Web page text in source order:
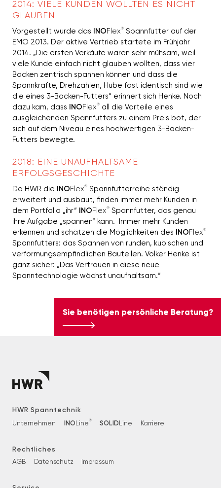
2014: VIELE KUNDEN WOLLTEN ES NICHT
GLAUBEN
Vorgestellt wurde das INOFlex® Spannfutter auf der
EMO 2013. Der aktive Vertrieb startete im Frühjahr
2014. „Die ersten Verkäufe waren sehr mühsam, weil
viele Kunde einfach nicht glauben wollten, dass vier
Backen zentrisch spannen können und dass die
Spannkräfte, Drehzahlen, Hübe fast identisch sind wie
die eines 3-Backen-Futters“ erinnert sich Henke. Noch
dazu kam, dass INOFlex® all die Vorteile eines
ausgleichenden Spannfutters zu einem Preis bot, der
sich auf dem Niveau eines hochwertigen 3-Backen-
Futters bewegte.
2018: EINE UNAUFHALTSAME
ERFOLGSGESCHICHTE
Da HWR die INOFlex® Spannfutterreihe ständig
erweitert und ausbaut, finden immer mehr Kunden in
dem Portfolio „ihr“ INOFlex® Spannfutter, das genau
ihre Aufgabe „spannen“ kann. Immer mehr Kunden
erkennen und schätzen die Möglichkeiten des INOFlex®
Spannfutters: das Spannen von runden, kubischen und
verformungsempfindlichen Bauteilen. Volker Henke ist
ganz sicher: „Das Vertrauen in diese neue
Spanntechnologie wächst unaufhaltsam.“
Sie benötigen persönliche Beratung?
HWR Spanntechnik
Unternehmen INO Line® SOLID Line Karriere
Rechtliches
AGB Datenschutz Impressum